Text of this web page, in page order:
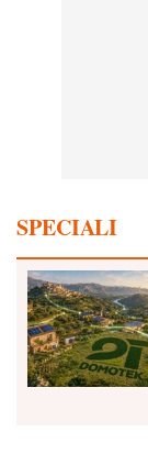
SPECIALI